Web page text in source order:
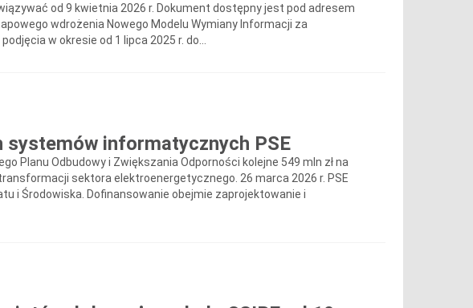
od 9 kwietnia 2026 r. Dokument dostępny jest pod adresem
wdrożenia Nowego Modelu Wymiany Informacji za
w okresie od 1 lipca 2025 r. do...
systemów informatycznych PSE
Planu Odbudowy i Zwiększania Odporności kolejne 549 mln zł na
sektora elektroenergetycznego. 26 marca 2026 r. PSE
i Środowiska. Dofinansowanie obejmie zaprojektowanie i